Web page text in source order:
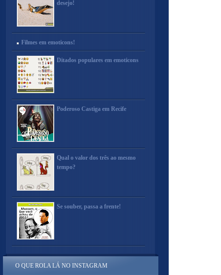
desejo!
Filmes em emoticons!
Ditados populares em emoticons
Poderoso Castiga em Recife
Qual o valor dos três ao mesmo
tempo?
Se souber, passa a frente!
O QUE ROLA LÁ NO INSTAGRAM